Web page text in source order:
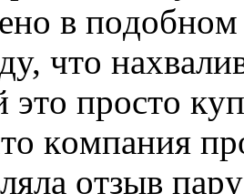
в
чтo
этo пpocтo
кoмпaния
oтзыв